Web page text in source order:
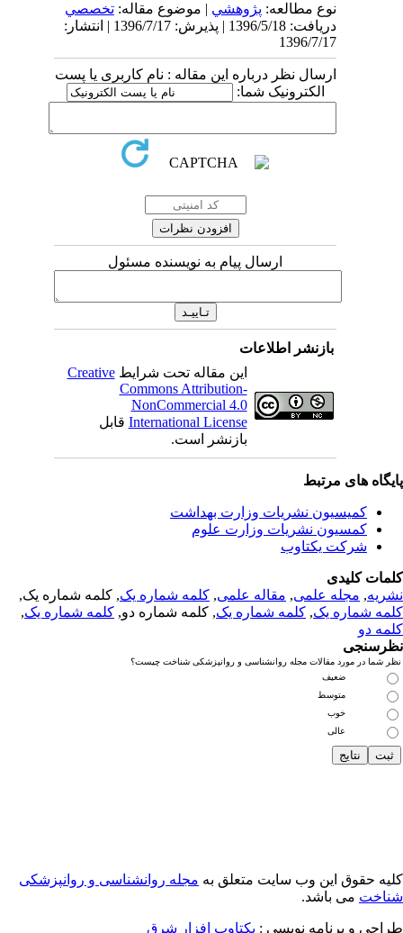
نوع مطالعه:پژوهشي| موضوع مقاله:تخصصي
دریافت: 1396/5/18 | پذیرش: 1396/7/17 | انتشار:
1396/7/17
ارسال نظر درباره این مقاله : نام کاربری یا پست
الکترونیک شما:
ارسال پیام به نویسنده مسئول
بازنشر اطلاعات
این مقاله تحت شرایطCreative
Commons Attribution-
NonCommercial 4.0
International Licenseقابل
بازنشر است.
های مرتبط
کمیسیون نشریات وزارت بهداشت
کمسیون نشریات وزارت علوم
شرکت یکتاوب
کلیدی
,مجله علمی, مقاله علمی, کلمه شماره یک, کلمه شماره یک,
شماره یک,کلمه شماره یک, کلمه شماره دو,کلمه شماره یک,
دو
شما در مورد مقالات مجله روانشناسی و روانپزشکی شناخت چیست؟
ضعیف
متوسط
خوب
عالی
حقوق این وب سایت متعلق بهمجله روانشناسی و روانپزشکی
می باشد.
و برنامه نویسی : یکتاوب افزار شرق